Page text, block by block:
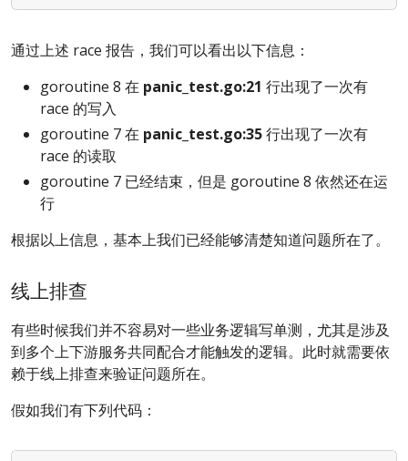
通过上述 race 报告，我们可以看出以下信息：
goroutine 8 在 panic_test.go:21 行出现了一次有
race 的写入
goroutine 7 在 panic_test.go:35行出现了一次有
race 的读取
goroutine 7 已经结束，但是 goroutine 8 依然还在运
行
根据以上信息，基本上我们已经能够清楚知道问题所在了。
线上排查
有些时候我们并不容易对一些业务逻辑写单测，尤其是涉及
到多个上下游服务共同配合才能触发的逻辑。此时就需要依
赖于线上排查来验证问题所在。
假如我们有下列代码：